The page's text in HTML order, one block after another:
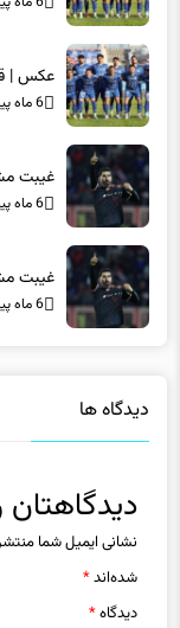
عکس | قیمت ۲۱ میلیون تومانی
6 ماه پیش
غیبت
6 ماه پیش
غیبت
6 ماه پیش
دیدگاه ها
دیدگاهتان
نشانی ایمیل شما
شده‌اند*
دیدگاه*